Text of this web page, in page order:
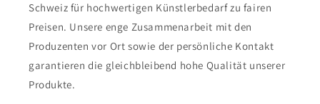
Schweiz für hochwertigen Künstlerbedarf zu fairen
Preisen. Unsere enge Zusammenarbeit mit den
Produzenten vor Ort sowie der persönliche Kontakt
garantieren die gleichbleibend hohe Qualität unserer
Produkte.